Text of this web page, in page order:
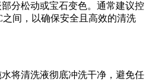
分松动或宝石变色。通常建议控
之间，以确保安全且高效的清洗
将清洗液彻底冲洗干净，避免任